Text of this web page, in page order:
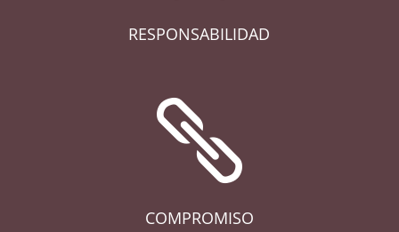
RESPONSABILIDAD

COMPROMISO